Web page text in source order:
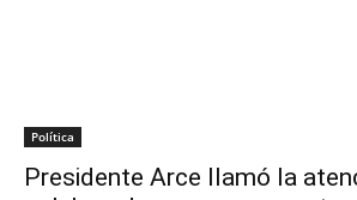
Política
Presidente Arce llamó la